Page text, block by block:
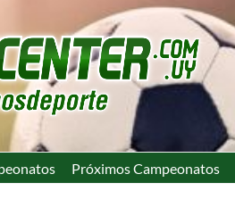
Próximos Campeonatos